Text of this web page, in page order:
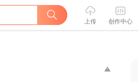
上传 创作中心